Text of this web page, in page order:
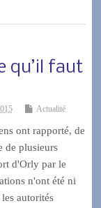
qu’il faut
Actualité
ont rapporté, de
de plusieurs
d'Orly par le
n'ont été ni
autorités